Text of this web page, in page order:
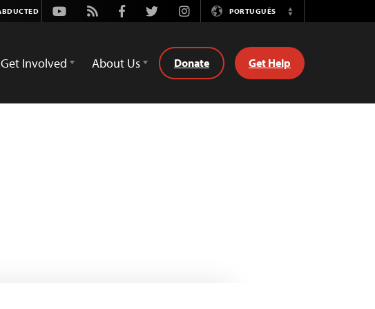
Youtube
Rss FacebookTwitterInstagramPORTUGUÊS
Switch
Get Involved About Us Donate Get Help